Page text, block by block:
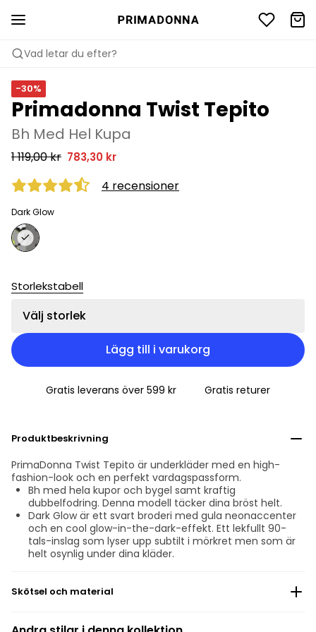
Vad letar du efter?
-30%
Primadonna Twist Tepito
Bh Med Hel Kupa
1 119,00 kr 783,30 kr
4 recensioner
Dark Glow
Storlekstabell
Välj storlek
Lägg till i varukorg
Gratis leverans över 599 kr Gratis returer
Produktbeskrivning
PrimaDonna Twist Tepito är underkläder med en high-
fashion-look och en perfekt vardagspassform.
Bh med hela kupor och bygel samt kraftig
dubbelfodring. Denna modell täcker dina bröst helt.
Dark Glow är ett svart broderi med gula neonaccenter
och en cool glow-in-the-dark-effekt. Ett lekfullt 90-
tals-inslag som lyser upp subtilt i mörkret men som är
helt osynlig under dina kläder.
Skötsel och material